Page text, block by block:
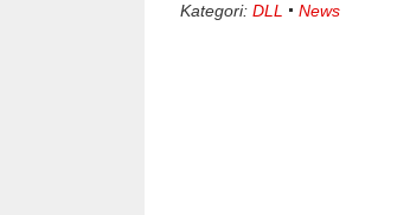
Kategori: DLL News